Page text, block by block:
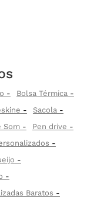
Bolsa Térmica
Sacola
Som
Pen drive
Baratos